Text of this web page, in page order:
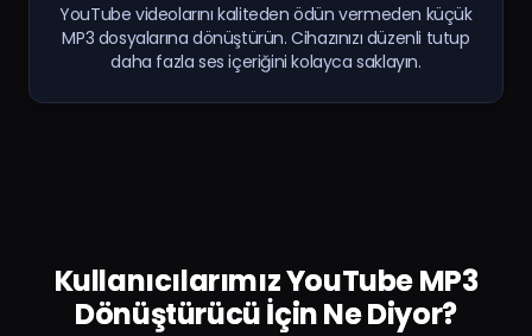
YouTube videolarını kaliteden ödün vermeden küçük
MP3 dosyalarına dönüştürün. Cihazınızı düzenli tutup
daha fazla ses içeriğini kolayca saklayın.
Kullanıcılarımız YouTube MP3
Dönüştürücü İçin Ne Diyor?